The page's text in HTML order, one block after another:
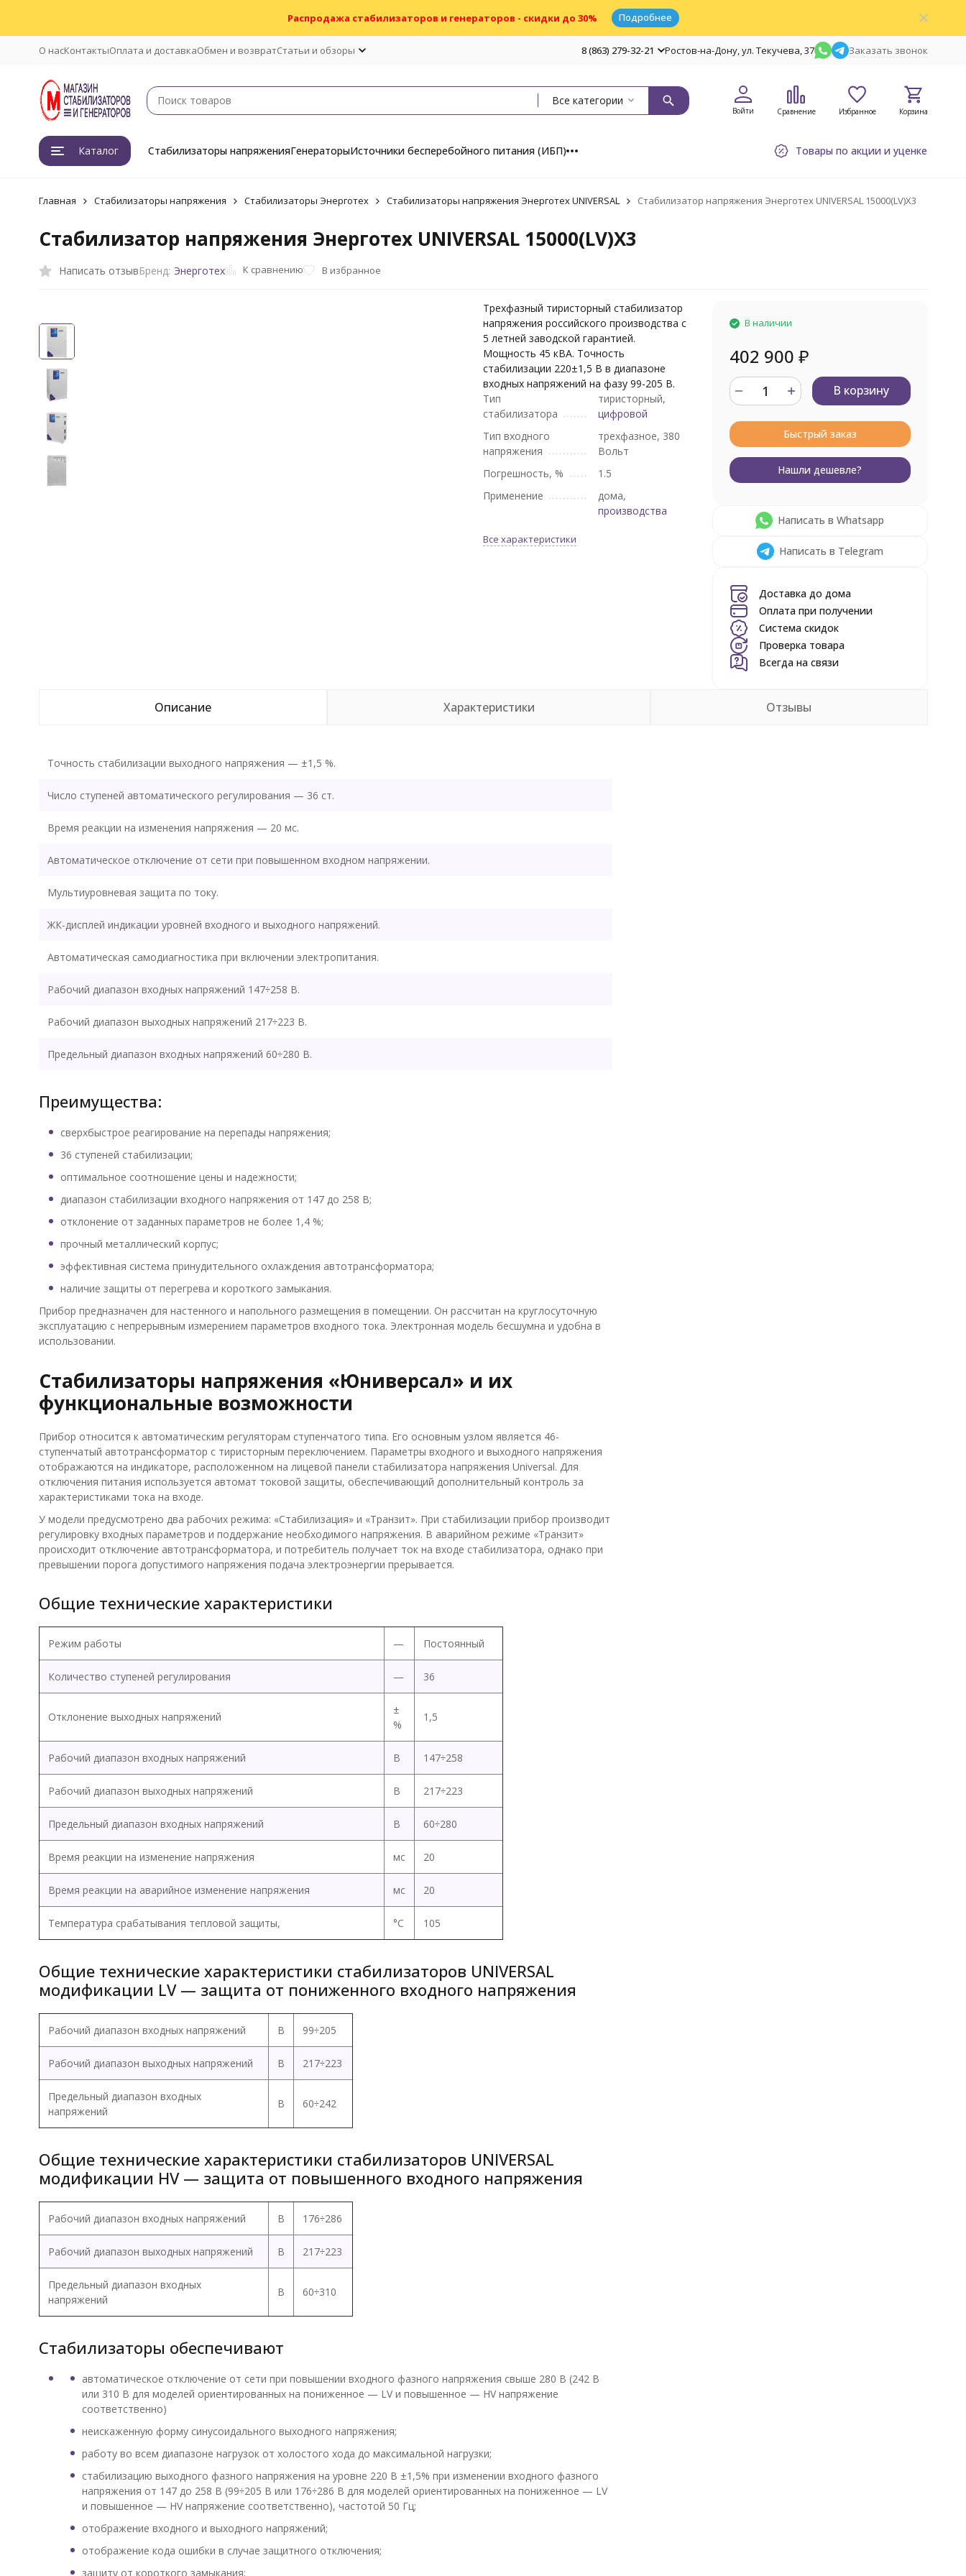
Распродажа стабилизаторов и генераторов - скидки до 30% Подробнее
О насКонтактыОплата и доставкаОбмен и возвратСтатьи и обзоры 8 (863) 279-32-21 Ростов-на-Дону, ул. Текучева, 37 Заказать звонок
Все категории
Войти Сравнение Избранное Корзина
Каталог Стабилизаторы напряженияГенераторыИсточники бесперебойного питания (ИБП) Товары по акции и уценке
Главная Стабилизаторы напряжения Стабилизаторы Энерготех Стабилизаторы напряжения Энерготех UNIVERSAL Стабилизатор напряжения Энерготех UNIVERSAL 15000(LV)X3
Стабилизатор напряжения Энерготех UNIVERSAL 15000(LV)X3
Написать отзывБренд: Энерготех К сравнению В избранное
Трехфазный тиристорный стабилизатор
напряжения российского производства с
5 летней заводской гарантией.
Мощность 45 кВА. Точность
стабилизации 220±1,5 В в диапазоне
входных напряжений на фазу 99-205 В.
Тип
стабилизатора
тиристорный,
цифровой
Тип входного
напряжения
трехфазное, 380
Вольт
Погрешность, %
1.5
Применение
дома,
производства
Все характеристики
В наличии
402 900 ₽
В корзину
Быстрый заказ
Нашли дешевле?
Написать в Whatsapp
Написать в Telegram
Доставка до дома
Оплата при получении
Система скидок
Проверка товара
Всегда на связи
Описание Характеристики Отзывы
Точность стабилизации выходного напряжения — ±1,5 %.
Число ступеней автоматического регулирования — 36 ст.
Время реакции на изменения напряжения — 20 мс.
Автоматическое отключение от сети при повышенном входном напряжении.
Мультиуровневая защита по току.
ЖК-дисплей индикации уровней входного и выходного напряжений.
Автоматическая самодиагностика при включении электропитания.
Рабочий диапазон входных напряжений 147÷258 В.
Рабочий диапазон выходных напряжений 217÷223 В.
Предельный диапазон входных напряжений 60÷280 В.
Преимущества:
сверхбыстрое реагирование на перепады напряжения;
36 ступеней стабилизации;
оптимальное соотношение цены и надежности;
диапазон стабилизации входного напряжения от 147 до 258 В;
отклонение от заданных параметров не более 1,4 %;
прочный металлический корпус;
эффективная система принудительного охлаждения автотрансформатора;
наличие защиты от перегрева и короткого замыкания.
Прибор предназначен для настенного и напольного размещения в помещении. Он рассчитан на круглосуточную
эксплуатацию с непрерывным измерением параметров входного тока. Электронная модель бесшумна и удобна в
использовании.
Стабилизаторы напряжения «Юниверсал» и их
функциональные возможности
Прибор относится к автоматическим регуляторам ступенчатого типа. Его основным узлом является 46-
ступенчатый автотрансформатор с тиристорным переключением. Параметры входного и выходного напряжения
отображаются на индикаторе, расположенном на лицевой панели стабилизатора напряжения Universal. Для
отключения питания используется автомат токовой защиты, обеспечивающий дополнительный контроль за
характеристиками тока на входе.
У модели предусмотрено два рабочих режима: «Стабилизация» и «Транзит». При стабилизации прибор производит
регулировку входных параметров и поддержание необходимого напряжения. В аварийном режиме «Транзит»
происходит отключение автотрансформатора, и потребитель получает ток на входе стабилизатора, однако при
превышении порога допустимого напряжения подача электроэнергии прерывается.
Общие технические характеристики
Режим работы — Постоянный
Количество ступеней регулирования — 36
Отклонение выходных напряжений
±
%
1,5
Рабочий диапазон входных напряжений В 147÷258
Рабочий диапазон выходных напряжений В 217÷223
Предельный диапазон входных напряжений В 60÷280
Время реакции на изменение напряжения мс 20
Время реакции на аварийное изменение напряжения мс 20
Температура срабатывания тепловой защиты, °C 105
Общие технические характеристики стабилизаторов UNIVERSAL
модификации LV — защита от пониженного входного напряжения
Рабочий диапазон входных напряжений В 99÷205
Рабочий диапазон выходных напряжений В 217÷223
Предельный диапазон входных
напряжений
В 60÷242
Общие технические характеристики стабилизаторов UNIVERSAL
модификации HV — защита от повышенного входного напряжения
Рабочий диапазон входных напряжений В 176÷286
Рабочий диапазон выходных напряжений В 217÷223
Предельный диапазон входных
напряжений
В 60÷310
Стабилизаторы обеспечивают
автоматическое отключение от сети при повышении входного фазного напряжения свыше 280 В (242 В
или 310 В для моделей ориентированных на пониженное — LV и повышенное — HV напряжение
соответственно)
неискаженную форму синусоидального выходного напряжения;
работу во всем диапазоне нагрузок от холостого хода до максимальной нагрузки;
стабилизацию выходного фазного напряжения на уровне 220 В ±1,5% при изменении входного фазного
напряжения от 147 до 258 В (99÷205 В или 176÷286 В для моделей ориентированных на пониженное — LV
и повышенное — HV напряжение соответственно), частотой 50 Гц;
отображение входного и выходного напряжений;
отображение кода ошибки в случае защитного отключения;
защиту от короткого замыкания;